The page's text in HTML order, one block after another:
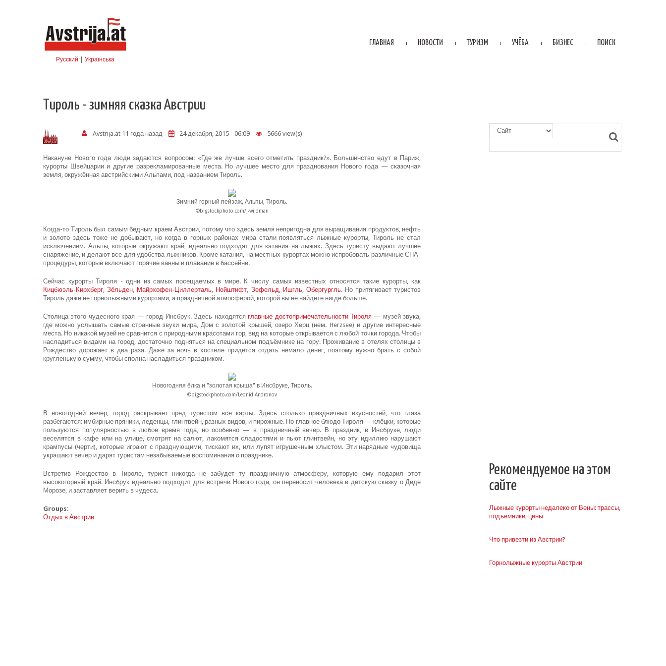
Русский Українська
ГЛАВНАЯ НОВОСТИ ТУРИЗМ УЧЁБА БИЗНЕС ПОИСК
Тироль - зимняя сказка Австрии
Avstrija.at 11 года назад 24 декабря, 2015 - 06:09 5666 view(s)
Накануне Нового года люди задаются вопросом: «Где же лучше всего отметить праздник?». Большинство едут в Париж,
курорты Швейцарии и другие разрекламированные места. Но лучшее место для празднования Нового года — сказочная
земля, окружённая австрийскими Альпами, под названием Тироль.
Зимний горный пейзаж, Альпы, Тироль.
©bigstockphoto.com/j-wildman
Когда-то Тироль был самым бедным краем Австрии, потому что здесь земля непригодна для выращивания продуктов, нефть
и золото здесь тоже не добывают, но когда в горных районах мира стали появляться лыжные курорты, Тироль не стал
исключением. Альпы, которые окружают край, идеально подходят для катания на лыжах. Здесь туристу выдают лучшее
снаряжение, и делают все для удобства лыжников. Кроме катания, на местных курортах можно испробовать различные СПА-
процедуры, которые включают горячие ванны и плавание в бассейне.
Сейчас курорты Тироля - одни из самых посещаемых в мире. К числу самых известных относятся такие курорты, как
Кицбюэль-Кирхберг,Зёльден, Майрхофен-Циллерталь, Нойштифт, Зефельд, Ишгль, Обергургль. Но притягивает туристов
Тироль даже не горнолыжными курортами, а праздничной атмосферой, которой вы не найдёте нигде больше.
Столица этого чудесного края — город Инсбрук. Здесь находятся главные достопримечательности Тироля— музей звука,
где можно услышать самые странные звуки мира, Дом с золотой крышей, озеро Херц (нем. Herzsee) и другие интересные
места. Но никакой музей не сравнится с природными красотами гор, вид на которые открывается с любой точки города. Чтобы
насладиться видами на город, достаточно подняться на специальном подъёмнике на гору. Проживание в отелях столицы в
Рождество дорожает в два раза. Даже за ночь в хостеле придётся отдать немало денег, поэтому нужно брать с собой
кругленькую сумму, чтобы сполна насладиться праздником.
Новогодняя ёлка и "золотая крыша" в Инсбруке, Тироль.
©bigstockphoto.com/Leonid Andronov
В новогодний вечер, город раскрывает пред туристом все карты. Здесь столько праздничных вкусностей, что глаза
разбегаются: имбирные пряники, леденцы, глинтвейн, разных видов, и пирожные. Но главное блюдо Тироля — клёцки, которые
пользуются популярностью в любое время года, но особенно — в праздничный вечер. В праздник, в Инсбруке, люди
веселятся в кафе или на улице, смотрят на салют, лакомятся сладостями и пьют глинтвейн, но эту идиллию нарушают
крампусы (черти), которые играют с празднующими, тискают их, или лупят игрушечным хлыстом. Эти нарядные чудовища
украшают вечер и дарят туристам незабываемые воспоминания о празднике.
Встретив Рождество в Тироле, турист никогда не забудет ту праздничную атмосферу, которую ему подарил этот
высокогорный край. Инсбрук идеально подходит для встречи Нового года, он переносит человека в детскую сказку о Деде
Морозе, и заставляет верить в чудеса.
Groups:
Отдых в Австрии
Рекомендуемое на этом
сайте
Лыжные курорты недалеко от Вены: трассы,
подъемники, цены
Что привезти из Австрии?
Горнолыжные курорты Австрии